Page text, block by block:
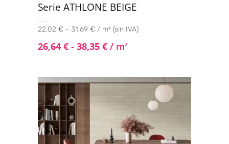
Serie ATHLONE BEIGE
22,02 € - 31,69 € / m² (sin IVA)
26,64 € - 38,35 € / m2